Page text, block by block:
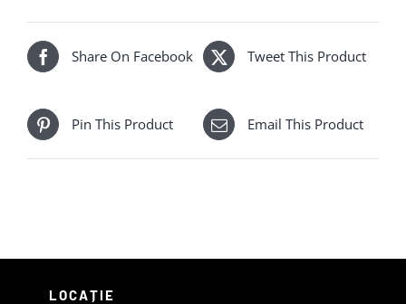
Share On Facebook Tweet This Product
Pin This Product Email This Product
LOCAȚIE